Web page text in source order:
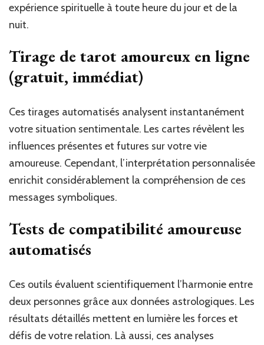
expérience spirituelle à toute heure du jour et de la
nuit.
Tirage de tarot amoureux en ligne
(gratuit, immédiat)
Ces tirages automatisés analysent instantanément
votre situation sentimentale. Les cartes révèlent les
influences présentes et futures sur votre vie
amoureuse. Cependant, l’interprétation personnalisée
enrichit considérablement la compréhension de ces
messages symboliques.
Tests de compatibilité amoureuse
automatisés
Ces outils évaluent scientifiquement l’harmonie entre
deux personnes grâce aux données astrologiques. Les
résultats détaillés mettent en lumière les forces et
défis de votre relation. Là aussi, ces analyses